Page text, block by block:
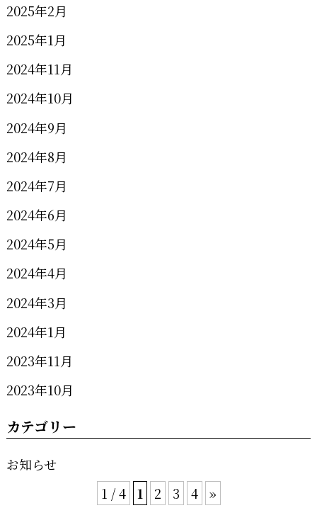
2025年2月
2025年1月
2024年11月
2024年10月
2024年9月
2024年8月
2024年7月
2024年6月
2024年5月
2024年4月
2024年3月
2024年1月
2023年11月
2023年10月
カテゴリー
お知らせ
1 / 4
1 2 3 4 »